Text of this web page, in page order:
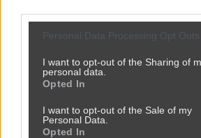
Personal Data Processing Opt Outs
I want to opt-out of the Sharing of
personal data.
Opted In
I want to opt-out of the Sale of my
Personal Data.
Opted In
Odpowiedz
S
wyjrzeć poza wiocha.